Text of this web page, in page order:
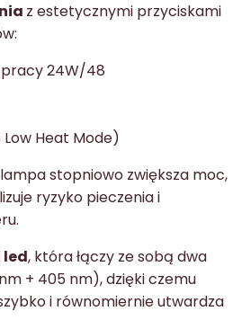
z estetycznymi przyciskami
pracy 24W/48
Heat Mode)
stopniowo zwiększa moc,
ryzyko pieczenia i
, która łączy ze sobą dwa
+ 405 nm), dzięki czemu
i równomiernie utwardza